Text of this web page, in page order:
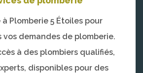
Plomberie 5 Étoiles pour
demandes de plomberie.
à des plombiers qualifiés,
disponibles pour des